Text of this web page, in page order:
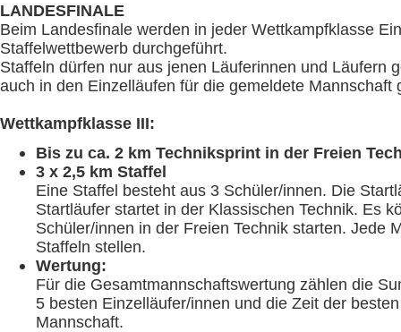
LANDESFINALE
Beim Landesfinale werden in jeder Wettkampfklasse
Staffelwettbewerb durchgeführt.
Staffeln dürfen nur aus jenen Läuferinnen und Läufern
auch in den Einzelläufen für die gemeldete Mannschaft
Wettkampfklasse III:
Bis zu ca. 2 km Techniksprint in der Freien
3 x 2,5 km Staffel
Eine Staffel besteht aus 3 Schüler/innen. Die
Startläufer startet in der Klassischen Technik. Es
Schüler/innen in der Freien Technik starten. Jede
Staffeln stellen.
Wertung:
Für die Gesamtmannschaftswertung zählen die
5 besten Einzelläufer/innen und die Zeit der
Mannschaft.